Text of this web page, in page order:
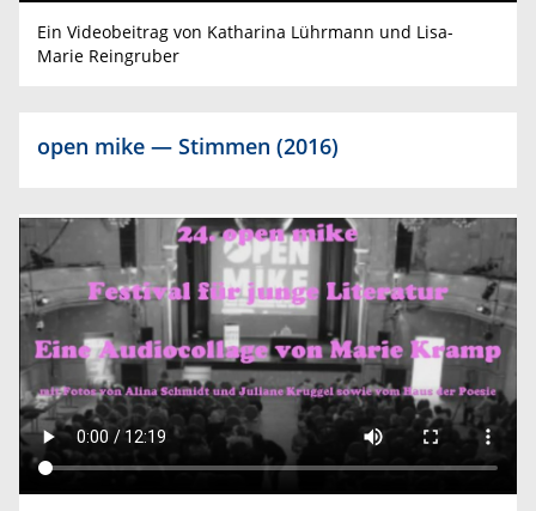
Ein Videobeitrag von Katharina Lührmann und Lisa-
Marie Reingruber
open mike — Stimmen (2016)